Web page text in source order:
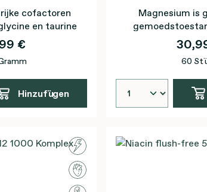
cofactoren
en taurine
€
Hinzufügen
Magnesium is
60